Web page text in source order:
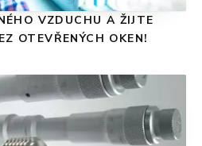
VZDUCHU A ŽIJTE
OTEVŘENÝCH OKEN!